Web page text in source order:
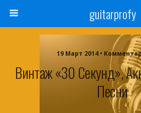
guitarprofy
19 Март 2014 •
Винтаж «30 Секунд»,
Песни